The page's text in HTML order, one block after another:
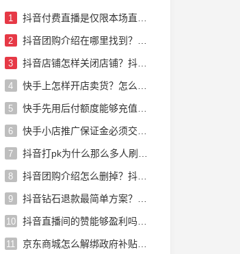
1
2
3 抖音店铺怎样关闭店铺？抖音店铺怎么运营
4
5
6
7
8 抖音团购介绍怎么删掉？抖音团购消费后的介绍怎么删除
9
10 抖音直播间的赞能够盈利吗？抖音直播的赞能赚钱吗
11 京东商城怎么解绑政府补贴？京东领取的政府补贴怎么解绑